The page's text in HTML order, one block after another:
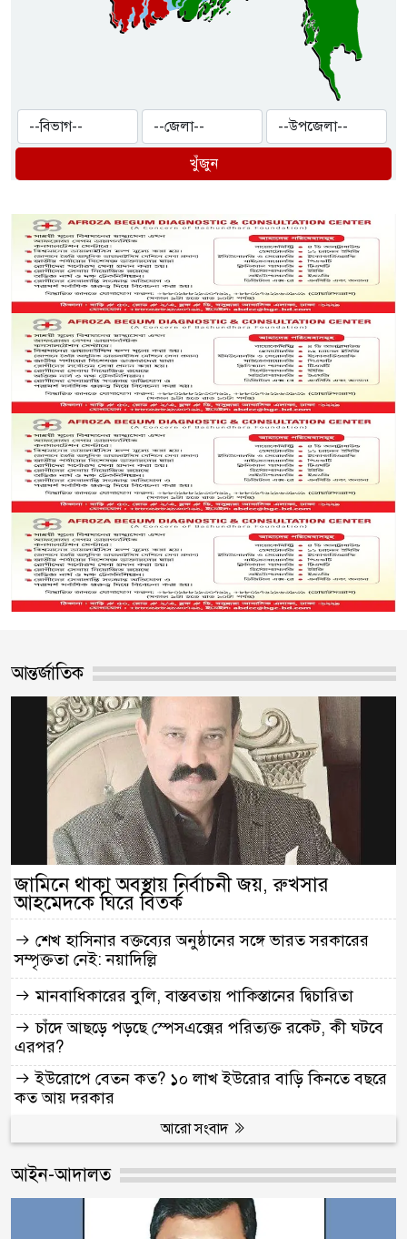
খুঁজুন
আন্তর্জাতিক
জামিনে থাকা অবস্থায় নির্বাচনী জয়, রুখসার
আহমেদকে ঘিরে বিতর্ক
শেখ হাসিনার বক্তব্যের অনুষ্ঠানের সঙ্গে ভারত সরকারের
সম্পৃক্ততা নেই: নয়াদিল্লি
মানবাধিকারের বুলি, বাস্তবতায় পাকিস্তানের দ্বিচারিতা
চাঁদে আছড়ে পড়ছে স্পেসএক্সের পরিত্যক্ত রকেট, কী ঘটবে
এরপর?
ইউরোপে বেতন কত? ১০ লাখ ইউরোর বাড়ি কিনতে বছরে
কত আয় দরকার
আরো সংবাদ
আইন-আদালত